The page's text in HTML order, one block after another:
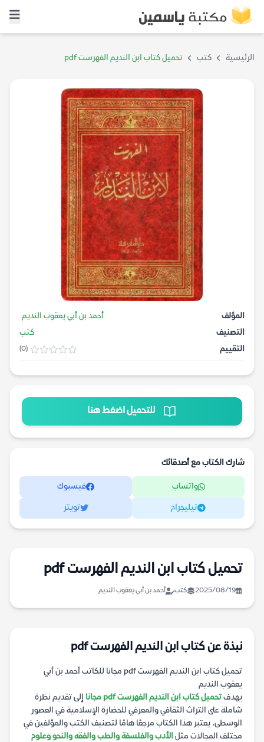
الرئيسية كتب تحميل كتاب ابن النديم الفهرست pdf
المؤلف
أحمد بن أبي يعقوب النديم
التصنيف
كتب
التقييم
(0)
للتحميل اضغط هنا
شارك الكتاب مع أصدقائك
واتساب فيسبوك
تيليجرام تويتر
تحميل كتاب ابن النديم الفهرست pdf
2025/08/19 كتب أحمد بن أبي يعقوب النديم
نبذة عن كتاب ابن النديم الفهرست pdf
تحميل كتاب ابن النديم الفهرست pdf مجانا للكاتب أحمد بن أبي
يعقوب النديم
يهدفتحميل كتاب ابن النديم الفهرست pdf مجانا
إلى تقديم نظرة
شاملة على التراث الثقافي والمعرفي للحضارة الإسلامية في العصور
الوسطى. يعتبر هذا الكتاب مرجعًا هامًا لتصنيف الكتب والمؤلفين في
مختلف المجالات مثلالأدب والفلسفة والطب والفقه والنحو وعلوم